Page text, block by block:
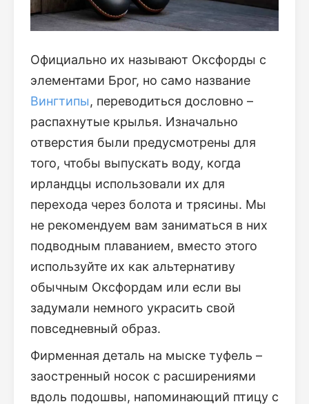
Официально их называют Оксфорды с
элементами Брог, но само название
Вингтипы, переводиться дословно –
распахнутые крылья. Изначально
отверстия были предусмотрены для
того, чтобы выпускать воду, когда
ирландцы использовали их для
перехода через болота и трясины. Мы
не рекомендуем вам заниматься в них
подводным плаванием, вместо этого
используйте их как альтернативу
обычным Оксфордам или если вы
задумали немного украсить свой
повседневный образ.
Фирменная деталь на мыске туфель –
заостренный носок с расширениями
вдоль подошвы, напоминающий птицу с